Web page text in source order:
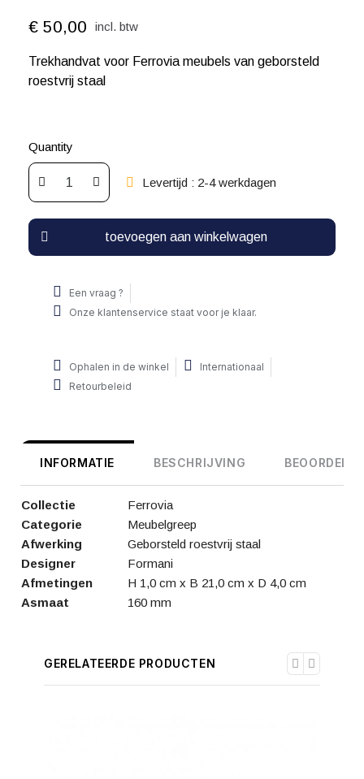
€ 50,00 incl. btw
Trekhandvat voor Ferrovia meubels van geborsteld
roestvrij staal
Quantity
Levertijd : 2-4 werkdagen
toevoegen aan winkelwagen
Een vraag ?
Onze klantenservice staat voor je klaar.
Ophalen in de winkel
Internationaal
Retourbeleid
INFORMATIE BESCHRIJVING
Collectie
Ferrovia
Categorie
Meubelgreep
Afwerking
Geborsteld roestvrij staal
Designer
Formani
Afmetingen
H 1,0 cm x B 21,0 cm x D 4,0 cm
Asmaat
160 mm
GERELATEERDE PRODUCTEN